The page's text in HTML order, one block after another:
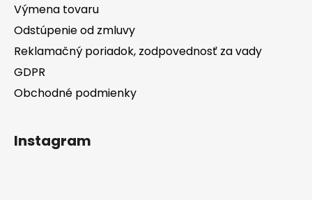
Výmena tovaru
Odstúpenie od zmluvy
Reklamačný poriadok, zodpovednosť za vady
GDPR
Obchodné podmienky
Instagram